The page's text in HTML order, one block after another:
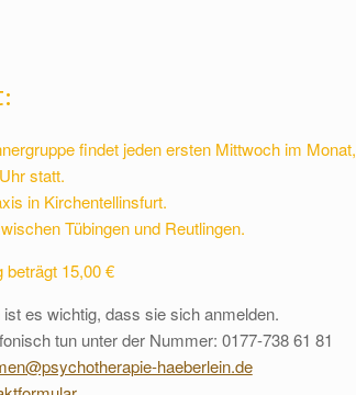
findet jeden ersten Mittwoch im Monat,
statt.
in Kirchentellinsfurt.
Tübingen und Reutlingen.
beträgt 15,00 €
es wichtig, dass sie sich anmelden.
tun unter der Nummer: 0177-738 61 81
haeberlein.de